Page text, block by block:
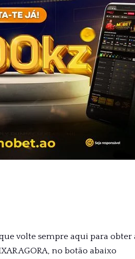
volte sempre aqui para obter
AGORA, no botão abaixo